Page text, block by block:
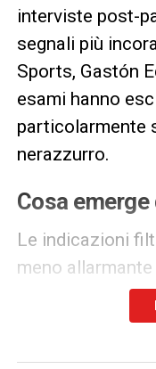
interviste post-
segnali più
Sports, Gastón
esami hanno
particolarmente
nerazzurro.
Cosa
Le indicazioni
meno
Nessuna